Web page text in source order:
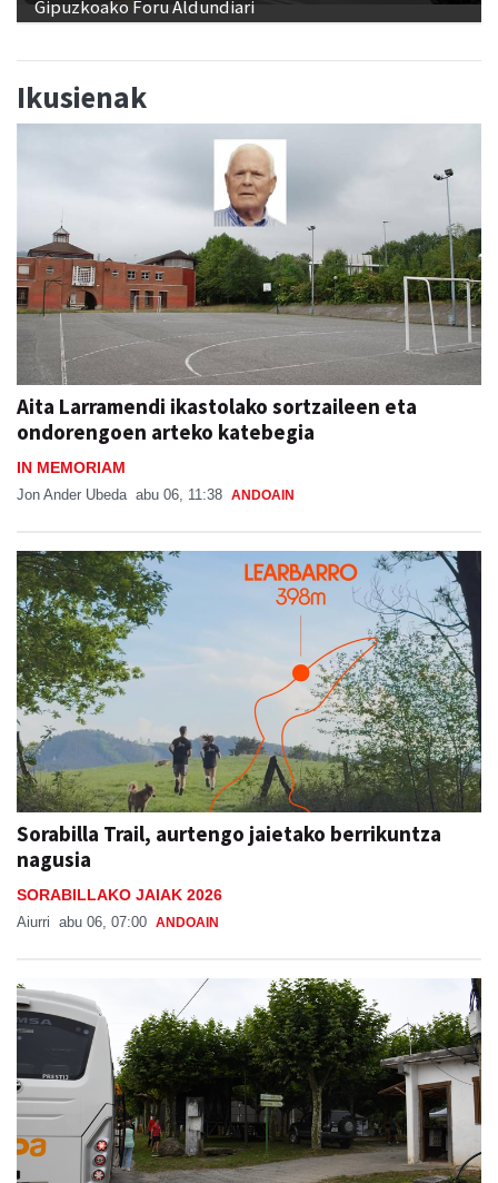
Gipuzkoako Foru Aldundiari
Ikusienak
Aita Larramendi ikastolako sortzaileen eta
ondorengoen arteko katebegia
IN MEMORIAM
Jon Ander Ubeda abu 06, 11:38 ANDOAIN
Sorabilla Trail, aurtengo jaietako berrikuntza
nagusia
SORABILLAKO JAIAK 2026
Aiurri abu 06, 07:00 ANDOAIN